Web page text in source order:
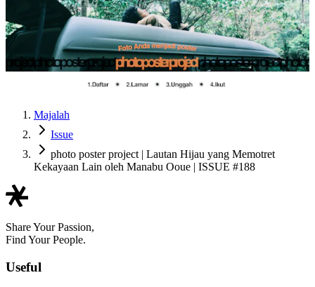
Majalah
Issue
photo poster project | Lautan Hijau yang Memotret
Kekayaan Lain oleh Manabu Ooue | ISSUE #188
Share Your Passion,
Find Your People.
Useful